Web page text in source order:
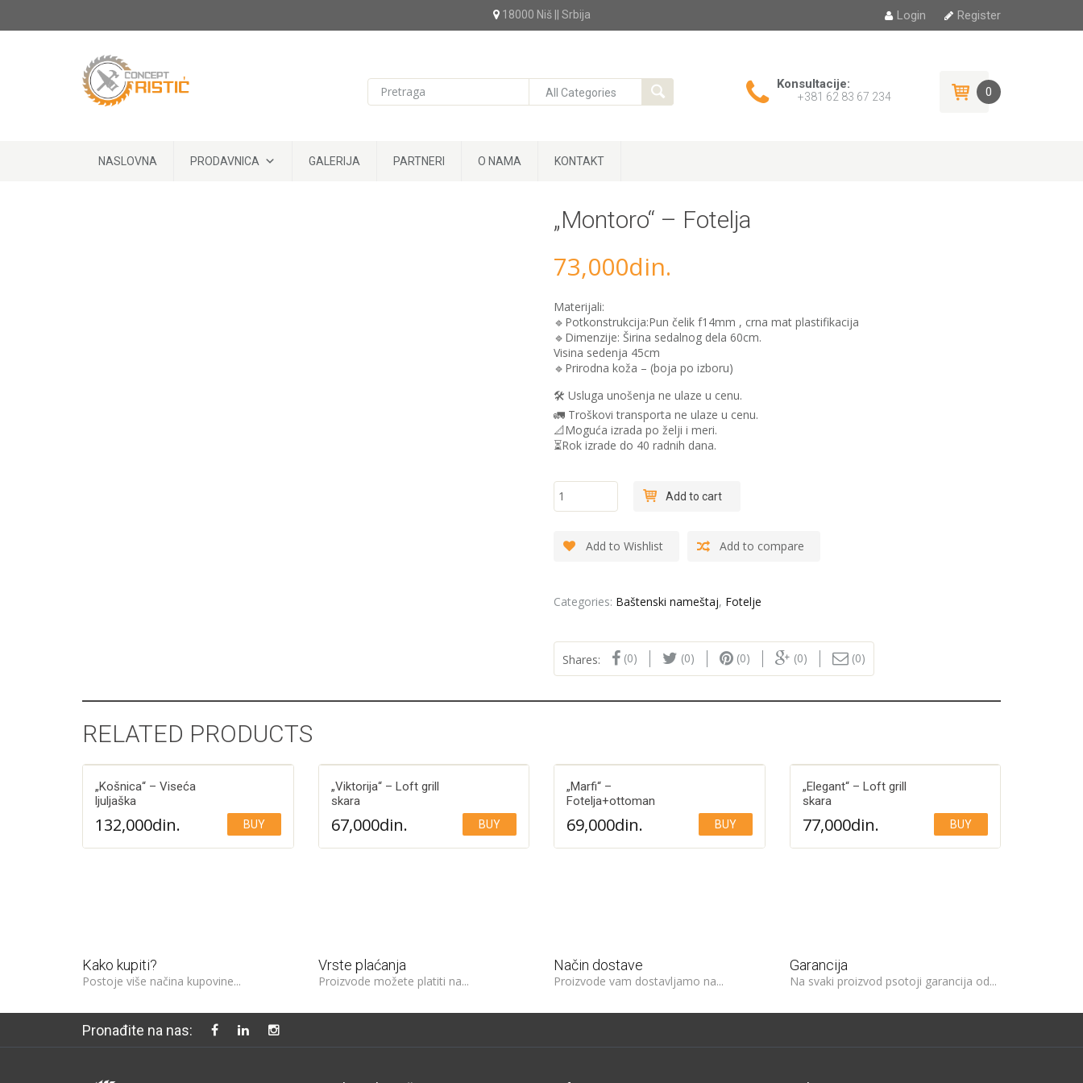
18000 Niš || Srbija Login Register
Konsultacije:
+381 62 83 67 234 0
NASLOVNA
PRODAVNICA GALERIJA PARTNERI O NAMA KONTAKT
„Montoro“ – Fotelja
73,000din.
Materijali:
🔹Potkonstrukcija:Pun čelik f14mm , crna mat plastifikacija
🔹Dimenzije: Širina sedalnog dela 60cm.
Visina sedenja 45cm
🔹️Prirodna koža – (boja po izboru)
🛠 Usluga unošenja ne ulaze u cenu.
🚛 Troškovi transporta ne ulaze u cenu.
📐Moguća izrada po želji i meri.
⏳Rok izrade do 40 radnih dana.
"Montoro"
- Fotelja
Add to cart
Add to Wishlist Add to compare
Categories: Baštenski nameštaj, Fotelje
Shares: (0) (0) (0) (0) (0)
RELATED PRODUCTS
„Košnica“ – Viseća
ljuljaška
132,000din. BUY
„Viktorija“ – Loft grill
skara
67,000din. BUY
„Marfi“ –
Fotelja+ottoman
69,000din. BUY
„Elegant“ – Loft grill
skara
77,000din. BUY
Kako kupiti?
Postoje više načina kupovine...
Vrste plaćanja
Proizvode možete platiti na...
Način dostave
Proizvode vam dostavljamo na...
Garancija
Na svaki proizvod psotoji garancija od...
Pronađite na nas: